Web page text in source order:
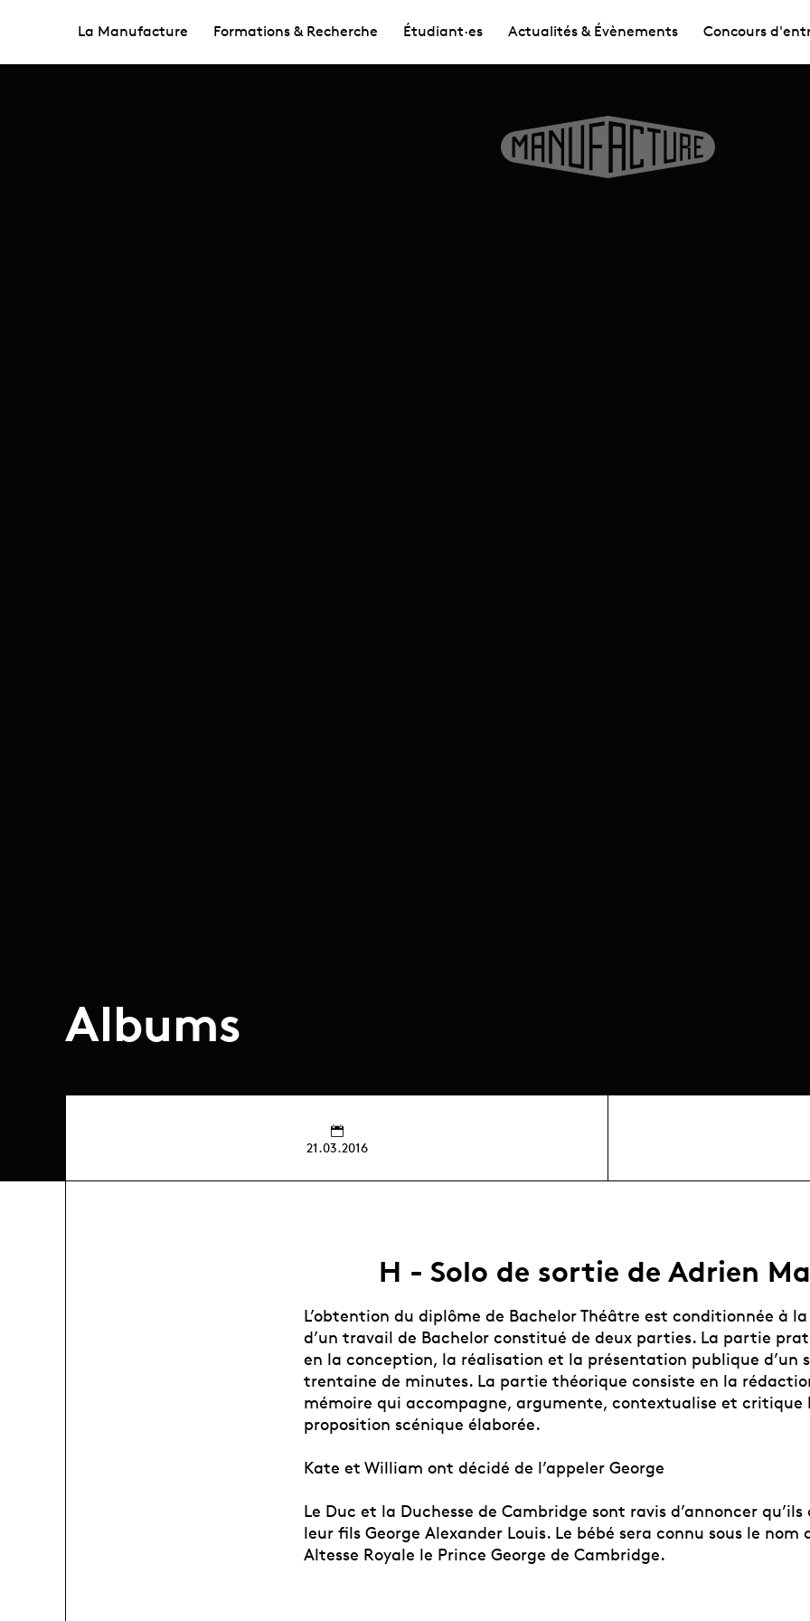
La Manufacture Formations & Recherche Étudiant·es Actualités & Évènements Concours
Albums
21.03.2016
H - Solo de sortie de Adrien
L’obtention du diplôme de Bachelor Théâtre est conditionnée à
d’un travail de Bachelor constitué de deux parties. La partie
en la conception, la réalisation et la présentation publique d’un
trentaine de minutes. La partie théorique consiste en la
mémoire qui accompagne, argumente, contextualise et critique
proposition scénique élaborée.
Kate et William ont décidé de l’appeler George
Le Duc et la Duchesse de Cambridge sont ravis d’annoncer
leur fils George Alexander Louis. Le bébé sera connu sous le nom
Altesse Royale le Prince George de Cambridge.